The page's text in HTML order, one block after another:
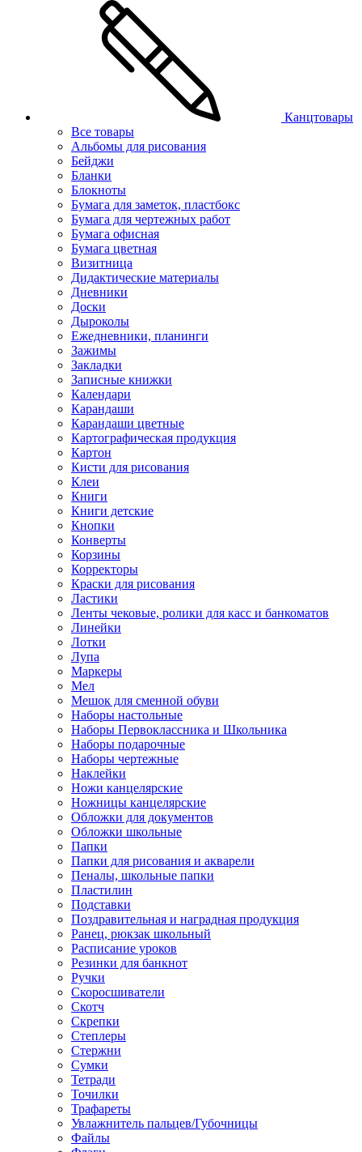
Канцтовары
Все товары
Альбомы для рисования
Бейджи
Бланки
Блокноты
Бумага для заметок, пластбокс
Бумага для чертежных работ
Бумага офисная
Бумага цветная
Визитница
Дидактические материалы
Дневники
Доски
Дыроколы
Ежедневники, планинги
Зажимы
Закладки
Записные книжки
Календари
Карандаши
Карандаши цветные
Картографическая продукция
Картон
Кисти для рисования
Клеи
Книги
Книги детские
Кнопки
Конверты
Корзины
Корректоры
Краски для рисования
Ластики
Ленты чековые, ролики для касс и банкоматов
Линейки
Лотки
Лупа
Маркеры
Мел
Мешок для сменной обуви
Наборы настольные
Наборы Первоклассника и Школьника
Наборы подарочные
Наборы чертежные
Наклейки
Ножи канцелярские
Ножницы канцелярские
Обложки для документов
Обложки школьные
Папки
Папки для рисования и акварели
Пеналы, школьные папки
Пластилин
Подставки
Поздравительная и наградная продукция
Ранец, рюкзак школьный
Расписание уроков
Резинки для банкнот
Ручки
Скоросшиватели
Скотч
Скрепки
Степлеры
Стержни
Сумки
Тетради
Точилки
Трафареты
Увлажнитель пальцев/Губочницы
Файлы